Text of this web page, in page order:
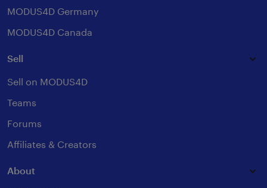
MODUS4D Germany
MODUS4D Canada
Sell
Sell on MODUS4D
Teams
Forums
Affiliates & Creators
About